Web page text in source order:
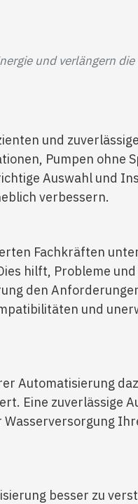
und verlängern
und
Pumpen ohne
Auswahl und
verbessern.
Fachkräften
hilft, Probleme
den
und
Automatisierung
Eine zuverlässige
besser zu